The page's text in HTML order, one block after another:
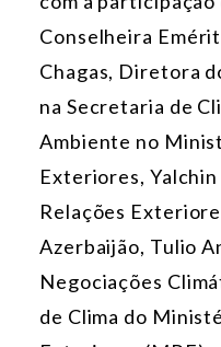
Conselheira
Chagas, Diretora
na Secretaria de
Ambiente no
Exteriores,
Relações
Azerbaijão, Tulio
Negociações
de Clima do